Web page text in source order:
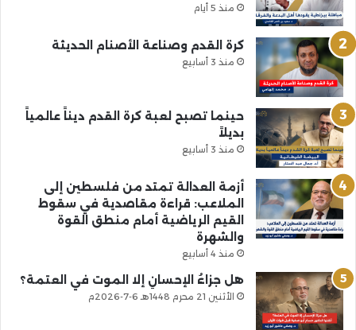
منذ 5 أيام
كرة القدم وصناعة الأصنام الحديثة
منذ 3 أسابيع
حينما تصبح لعبة كرة القدم ديناً عالمياً
بديلاً
منذ 3 أسابيع
أزمة العدالة تمتد من فلسطين إلى
الملاعب: قراءة مقاصدية في سقوط
القيم الرياضية أمام منطق القوة
والشهرة
منذ 4 أسابيع
هل جزاءُ الإحسانِ إلا الموت في العتمة؟
الأثنين 21 محرم 1448هـ 6-7-2026م